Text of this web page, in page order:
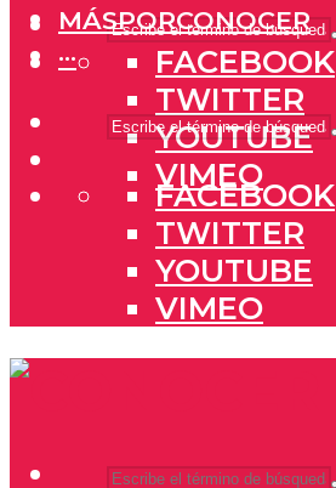
FACEBOOK
TWITTER
YOUTUBE
VIMEO
MÁSPORCONOCER
···
FACEBOOK
TWITTER
YOUTUBE
VIMEO